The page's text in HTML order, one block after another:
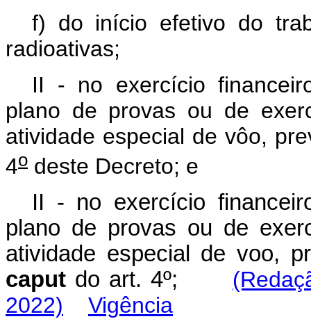
f) do início efetivo do
radioativas;
II - no exercício
plano de provas ou de
atividade especial de vôo,
4o deste Decreto; e
II - no exercício
plano de provas ou de
atividade especial de voo,
caput do art. 4º;
2022)
Vigência